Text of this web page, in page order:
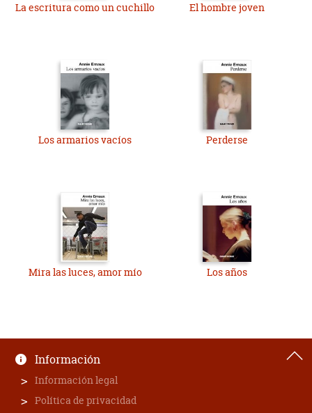
La escritura como un cuchillo El hombre joven
Los armarios vacíos Perderse
Mira las luces, amor mío Los años
Información
Información legal
Política de privacidad